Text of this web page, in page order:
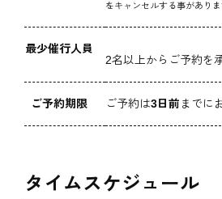
をキャンセルする事がありま
最少催行人員
2名以上からご予約を
ご予約期限 ご予約は3日前 までに
タイムスケジュール